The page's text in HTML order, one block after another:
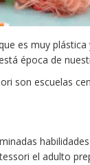
es muy
época de
son escuelas
el adulto